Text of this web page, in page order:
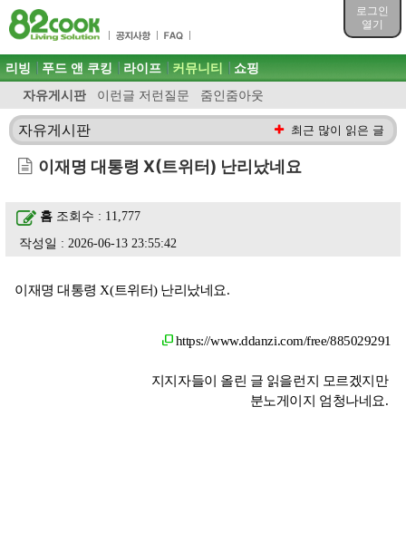
로그인
열기
목차
주메뉴 바로가기
컨텐츠 바로가기
검색 바로가기
로그인 바로가기
주메뉴
리빙 푸드 앤 쿠킹 라이프 커뮤니티
자유게시판 이런글 저런질문 줌인줌아웃
쇼핑
자유게시판 최근 많이 읽은 글
이재명 대통령 X(트위터) 난리났네요
흠 조회수 : 11,777
작성일 : 2026-06-13 23:55:42
이재명 대통령 X(트위터) 난리났네요.
https://www.ddanzi.com/free/885029291
지지자들이 올린 글 읽을런지 모르겠지만
분노게이지 엄청나네요.